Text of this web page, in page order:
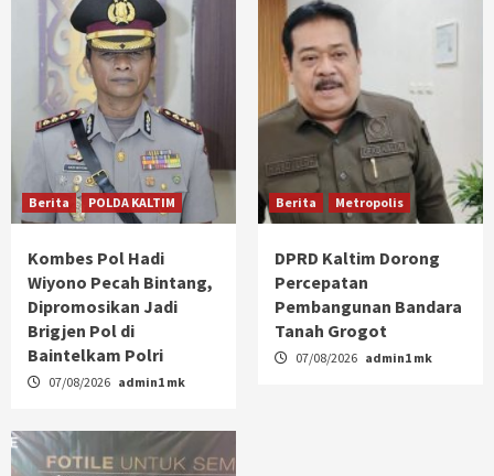
Berita POLDA KALTIM
Kombes Pol Hadi
Wiyono Pecah Bintang,
Dipromosikan Jadi
Brigjen Pol di
Baintelkam Polri
07/08/2026 admin1 mk
Berita Metropolis
DPRD Kaltim Dorong
Percepatan
Pembangunan Bandara
Tanah Grogot
07/08/2026 admin1 mk